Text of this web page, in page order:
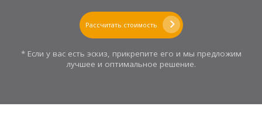
Рассчитать стоимость
* Если у вас есть эскиз, прикрепите его и мы предложим
лучшее и оптимальное решение.